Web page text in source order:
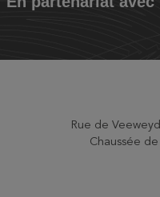
Rue de
Chaussée